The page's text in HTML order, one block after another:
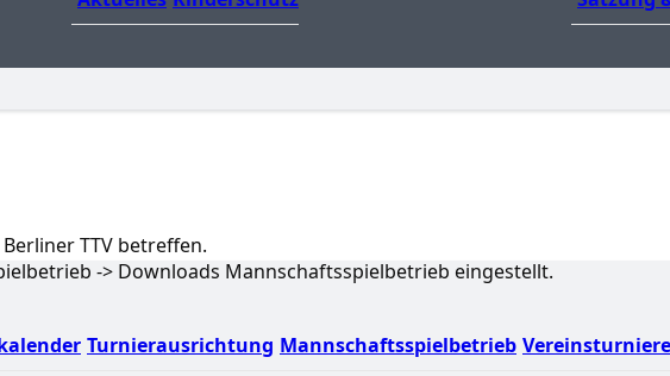
Turnierausrichtung Mannschaftsspielbetrieb Vereinsturniere
TTV betreffen.
-> Downloads Mannschaftsspielbetrieb eingestellt.